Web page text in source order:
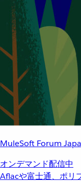
MuleSoft Forum
オンデマンド配信中
Aflacや富士通、ポリ